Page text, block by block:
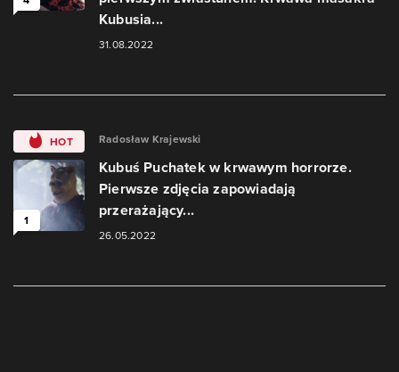
Kubusia...
31.08.2022
HOT
1
Radosław Krajewski
Kubuś Puchatek w krwawym horrorze.
Pierwsze zdjęcia zapowiadają
przerażający...
26.05.2022